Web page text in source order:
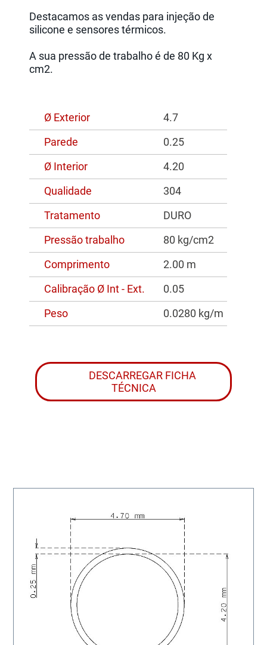
Destacamos as vendas para injeção de
silicone e sensores térmicos.
A sua pressão de trabalho é de 80 Kg x
cm2.
Ø Exterior
4.7
Parede
0.25
Ø Interior
4.20
Qualidade
304
Tratamento
DURO
Pressão trabalho
80 kg/cm2
Comprimento
2.00 m
Calibração Ø Int - Ext.
0.05
Peso
0.0280 kg/m
DESCARREGAR FICHA
TÉCNICA